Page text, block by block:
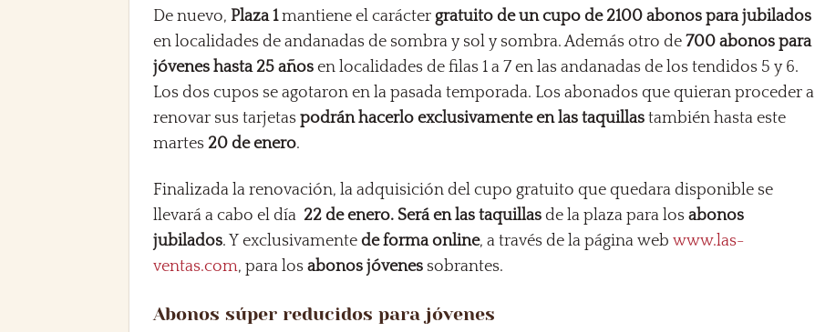
De nuevo,Plaza 1mantiene el carácter gratuito de un cupo de 2100 abonos para jubilados
en localidades de andanadas de sombra y sol y sombra. Además otro de700 abonos para
jóvenes hasta 25 años en localidades de filas 1 a 7 en las andanadas de los tendidos 5 y 6.
Los dos cupos se agotaron en la pasada temporada. Los abonados que quieran proceder a
renovar sus tarjetaspodrán hacerlo exclusivamente en las taquillas también hasta este
martes20 de enero.
Finalizada la renovación, la adquisición del cupo gratuito que quedara disponible se
llevará a cabo el día 22 de enero. Será en las taquillas de la plaza para losabonos
jubilados. Y exclusivamentede forma online, a través de la página webwww.las-
ventas.com, para losabonos jóvenes sobrantes.
Abonos súper reducidos para jóvenes